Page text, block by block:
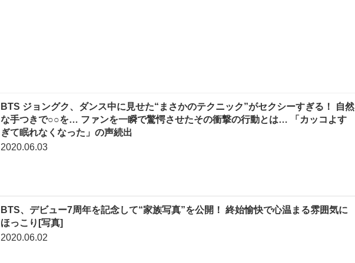
BTS ジョングク、ダンス中に見せた“まさかのテクニック”がセクシーすぎる！ 自然
な手つきで○○を… ファンを一瞬で驚愕させたその衝撃の行動とは… 「カッコよす
ぎて眠れなくなった」の声続出
2020.06.03
BTS、デビュー7周年を記念して“家族写真”を公開！ 終始愉快で心温まる雰囲気に
ほっこり[写真]
2020.06.02